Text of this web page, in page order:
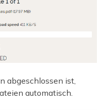
abgeschlossen ist,
automatisch.